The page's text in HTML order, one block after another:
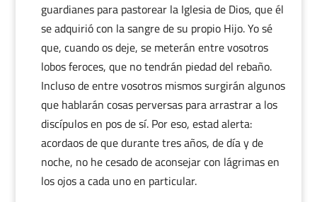
guardianes para pastorear la Iglesia de Dios, que él
se adquirió con la sangre de su propio Hijo. Yo sé
que, cuando os deje, se meterán entre vosotros
lobos feroces, que no tendrán piedad del rebaño.
Incluso de entre vosotros mismos surgirán algunos
que hablarán cosas perversas para arrastrar a los
discípulos en pos de sí. Por eso, estad alerta:
acordaos de que durante tres años, de día y de
noche, no he cesado de aconsejar con lágrimas en
los ojos a cada uno en particular.